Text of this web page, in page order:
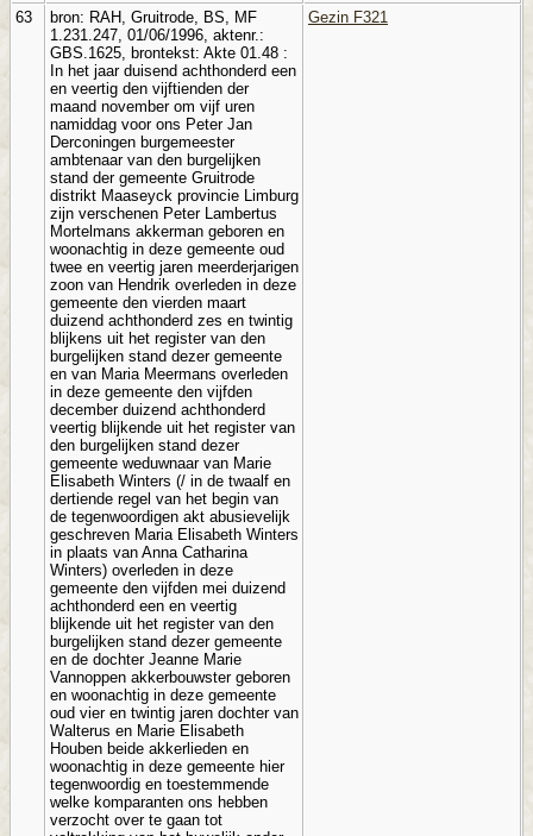
63
bron: RAH, Gruitrode, BS, MF
1.231.247, 01/06/1996, aktenr.:
GBS.1625, brontekst: Akte 01.48 :
In het jaar duisend achthonderd een
en veertig den vijftienden der
maand november om vijf uren
namiddag voor ons Peter Jan
Derconingen burgemeester
ambtenaar van den burgelijken
stand der gemeente Gruitrode
distrikt Maaseyck provincie Limburg
zijn verschenen Peter Lambertus
Mortelmans akkerman geboren en
woonachtig in deze gemeente oud
twee en veertig jaren meerderjarigen
zoon van Hendrik overleden in deze
gemeente den vierden maart
duizend achthonderd zes en twintig
blijkens uit het register van den
burgelijken stand dezer gemeente
en van Maria Meermans overleden
in deze gemeente den vijfden
december duizend achthonderd
veertig blijkende uit het register van
den burgelijken stand dezer
gemeente weduwnaar van Marie
Elisabeth Winters (/ in de twaalf en
dertiende regel van het begin van
de tegenwoordigen akt abusievelijk
geschreven Maria Elisabeth Winters
in plaats van Anna Catharina
Winters) overleden in deze
gemeente den vijfden mei duizend
achthonderd een en veertig
blijkende uit het register van den
burgelijken stand dezer gemeente
en de dochter Jeanne Marie
Vannoppen akkerbouwster geboren
en woonachtig in deze gemeente
oud vier en twintig jaren dochter van
Walterus en Marie Elisabeth
Houben beide akkerlieden en
woonachtig in deze gemeente hier
tegenwoordig en toestemmende
welke komparanten ons hebben
verzocht over te gaan tot
Gezin F321